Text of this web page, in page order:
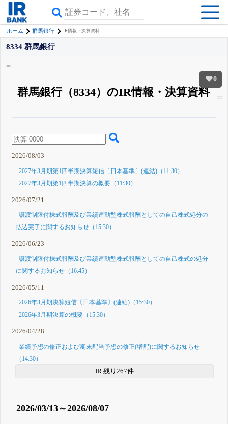
ホーム 群馬銀行 IR情報・決算資料
0
8334 群馬銀行
群馬銀行（8334）のIR情報・決算資料
詳しく見られる無料でβ版をはじめる
登録すると永久30%OFFと米株版の先行利用も付きます
2026/08/03
2027年3月期第1四半期決算短信〔日本基準〕(連結)（11:30）
2027年3月期第1四半期決算の概要（11:30）
2026/07/21
譲渡制限付株式報酬及び業績連動型株式報酬としての自己株式処分の
払込完了に関するお知らせ（15:30）
2026/06/23
譲渡制限付株式報酬及び業績連動型株式報酬としての自己株式の処分
に関するお知らせ（16:45）
2026/05/11
2026年3月期決算短信〔日本基準〕(連結)（15:30）
2026年3月期決算の概要（15:30）
2026/04/28
業績予想の修正および期末配当予想の修正(増配)に関するお知らせ
（14:30）
IR 残り267件
2026/03/13～2026/08/07